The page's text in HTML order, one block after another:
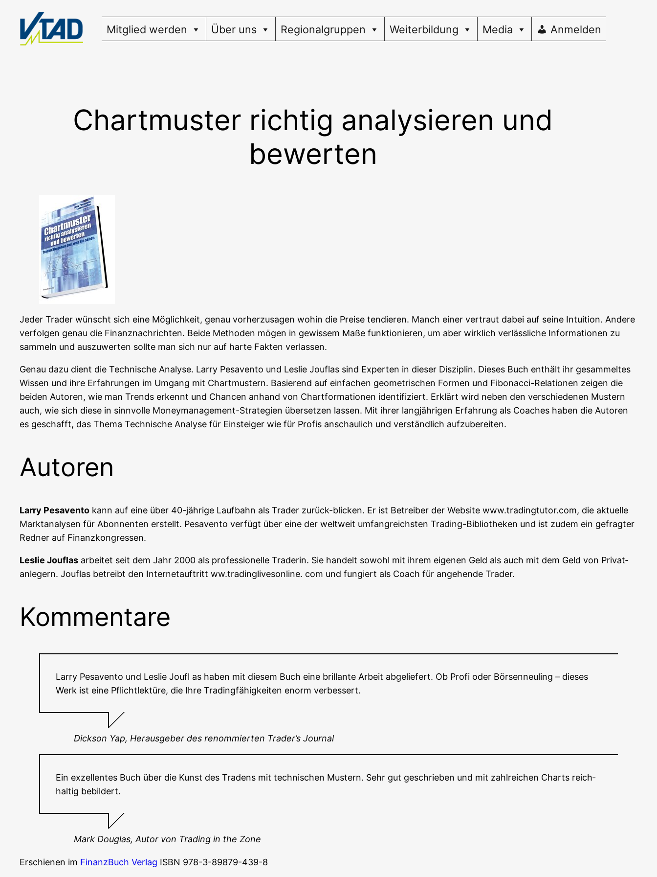
springen
Mitglied werden Über uns Regionalgruppen Weiterbildung Media Anmelden
Chartmuster richtig analysieren und
bewerten
Jeder Trader wünscht sich eine Mög­lich­keit, genau vor­her­zu­sa­gen wohin die Prei­se ten­die­ren. Manch einer ver­traut dabei auf sei­ne Intui­ti­on. Ande­re
ver­fol­gen genau die Finanz­nach­rich­ten. Bei­de Metho­den mögen in gewis­sem Maße funk­tio­nie­ren, um aber wirk­lich ver­läss­li­che Infor­ma­tio­nen zu
sam­meln und aus­zu­wer­ten soll­te man sich nur auf har­te Fak­ten verlassen.
Genau dazu dient die Tech­ni­sche Ana­ly­se. Lar­ry Pes­aven­to und Les­lie Jou­flas sind Exper­ten in die­ser Dis­zi­plin. Die­ses Buch ent­hält ihr gesam­mel­tes
Wis­sen und ihre Erfah­run­gen im Umgang mit Chart­mus­tern. Basie­rend auf ein­fa­chen geo­me­tri­schen For­men und Fibo­nac­ci-Rela­tio­nen zei­gen die
bei­den Autoren, wie man Trends erkennt und Chan­cen anhand von Chart­for­ma­tio­nen iden­ti­fi­ziert. Erklärt wird neben den ver­schie­de­nen Mus­tern
auch, wie sich die­se in sinn­vol­le Money­ma­nage­ment-Stra­te­gien über­set­zen las­sen. Mit ihrer lang­jäh­ri­gen Erfah­rung als Coa­ches haben die Autoren
es geschafft, das The­ma Tech­ni­sche Ana­ly­se für Ein­stei­ger wie für Pro­fis anschau­lich und ver­ständ­lich aufzubereiten.
Autoren
Lar­ry Pes­aven­to kann auf eine über 40-jäh­ri­ge Lauf­bahn als Trader zurück-bli­cken. Er ist Betrei­ber der Web­site www.tradingtutor.com, die aktu­el­le
Markt­ana­ly­sen für Abon­nen­ten erstellt. Pes­aven­to ver­fügt über eine der welt­weit umfang­reichs­ten Tra­ding-Biblio­the­ken und ist zudem ein gefrag­ter
Red­ner auf Finanzkongressen.
Les­lie Jou­flas arbei­tet seit dem Jahr 2000 als pro­fes­sio­nel­le Trade­rin. Sie han­delt sowohl mit ihrem eige­nen Geld als auch mit dem Geld von Pri­vat­
an­le­gern. Jou­flas betreibt den Inter­net­auf­tritt ww.tradinglivesonline. com und fun­giert als Coach für ange­hen­de Trader.
Kommentare
Lar­ry Pes­aven­to und Les­lie Jou­fl as haben mit die­sem Buch eine bril­lan­te Arbeit abge­lie­fert. Ob Pro­fi oder Bör­sen­neu­ling – die­ses
Werk ist eine Pflicht­lek­tü­re, die Ihre Tra­ding­fä­hig­kei­ten enorm verbessert.
Dick­son Yap, Her­aus­ge­ber des renom­mier­ten Trader’s Journal
Ein exzel­len­tes Buch über die Kunst des Tradens mit tech­ni­schen Mus­tern. Sehr gut geschrie­ben und mit zahl­rei­chen Charts reich­
hal­tig bebildert.
Mark Dou­glas, Autor von Tra­ding in the Zone
Erschie­nen im Finanz­Buch Ver­lag ISBN 978-3-89879-439-8